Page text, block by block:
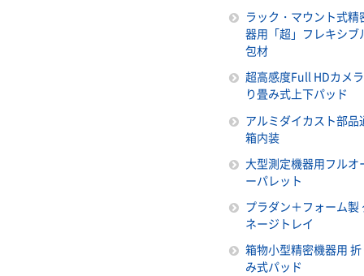
ラック・マウント式精
器用「超」フレキシブ
包材
超高感度Full HDカメ
り畳み式上下パッド
アルミダイカスト部品
箱内装
大型測定機器用フルオ
ーパレット
プラダン＋フォーム製
ネージトレイ
箱物小型精密機器用
み式パッド